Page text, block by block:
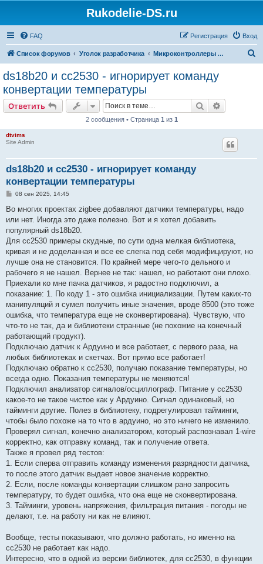
Rukodelie-DS.ru
FAQ Вход
Регистрация
Список форумов Уголок разработчика Микроконтроллеры и автоматизация
ds18b20 и сс2530 - игнорирует команду
конвертации температуры
Ответить Поиск
2 сообщения • Страница 1 из 1
dtvims
Site Admin
ds18b20 и сс2530 - игнорирует команду
конвертации температуры
С
о
щ
е
и
е
08 сен 2025, 14:45
Во многих проектах zigbee добавляют датчики температуры, надо
или нет. Иногда это даже полезно. Вот и я хотел добавить
популярный ds18b20.
Для сс2530 примеры скудные, по сути одна мелкая библиотека,
кривая и не доделанная и все ее слегка под себя модифицируют, но
лучше она не становится. По крайней мере чего-то дельного и
рабочего я не нашел. Вернее не так: нашел, но работают они плохо.
Приехали ко мне пачка датчиков, я радостно подключил, а
показание: 1. По коду 1 - это ошибка инициализации. Путем каких-то
манипуляций я сумел получить иные значения, вроде 8500 (это тоже
ошибка, что температура еще не сконвертирована). Чувствую, что
что-то не так, да и библиотеки странные (не похожие на конечный
работающий продукт).
Подключаю датчик к Ардуино и все работает, с первого раза, на
любых библиотеках и скетчах. Вот прямо все работает!
Подключаю обратно к сс2530, получаю показание температуры, но
всегда одно. Показания температуры не меняются!
Подключил анализатор сигналов/осциллограф. Питание у сс2530
какое-то не такое чистое как у Ардуино. Сигнал одинаковый, но
тайминги другие. Полез в библиотеку, подрегулировал тайминги,
чтобы было похоже на то что в ардуино, но это ничего не изменило.
Проверял сигнал, конечно анализатором, который распознавал 1-wire
корректно, как отправку команд, так и получение ответа.
Также я провел ряд тестов:
1. Если сперва отправить команду изменения разрядности датчика,
то после этого датчик выдает новое значение корректно.
2. Если, после команды конвертации слишком рано запросить
температуру, то будет ошибка, что она еще не сконвертирована.
3. Тайминги, уровень напряжения, фильтрация питания - погоды не
делают, т.е. на работу ни как не влияют.
Вообще, тесты показывают, что должно работать, но именно на
сс2530 не работает как надо.
Интересно, что в одной из версии библиотек, для сс2530, в функции